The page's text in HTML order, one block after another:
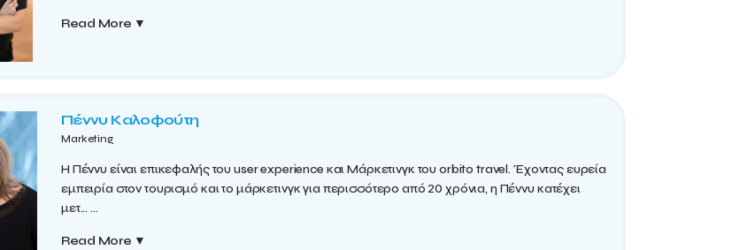
Read More ▼
Πέννυ Καλοφούτη
Marketing
Η Πέννυ είναι επικεφαλής του user experience και Μάρκετινγκ του orbito travel. Έχοντας ευρεία
εμπειρία στον τουρισμό και το μάρκετινγκ για περισσότερο από 20 χρόνια, η Πέννυ κατέχει
μετ... ...
Read More ▼